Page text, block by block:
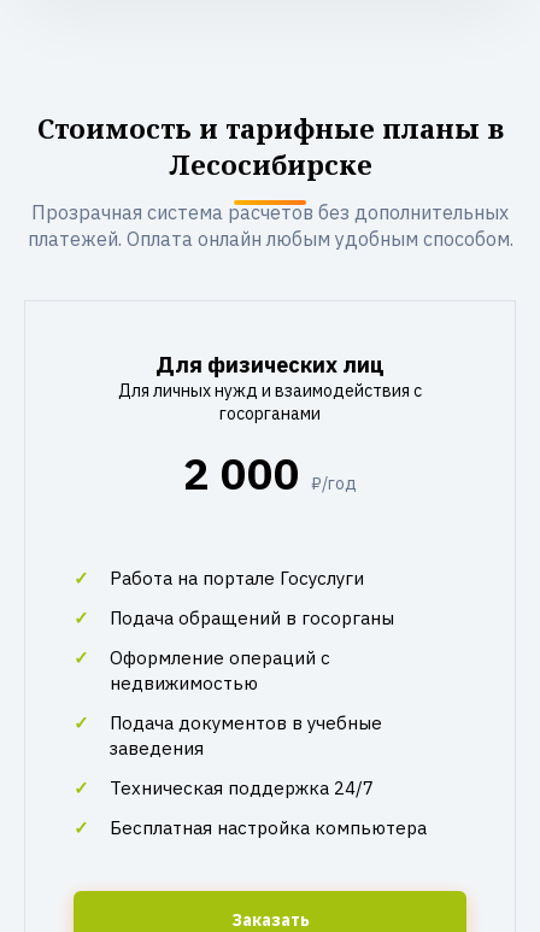
Стоимость и тарифные планы в
Лесосибирске
Прозрачная система расчетов без дополнительных
платежей. Оплата онлайн любым удобным способом.
Для физических лиц
Для личных нужд и взаимодействия с
госорганами
2 000 ₽/год
Работа на портале Госуслуги
Подача обращений в госорганы
Оформление операций с
недвижимостью
Подача документов в учебные
заведения
Техническая поддержка 24/7
Бесплатная настройка компьютера
Заказать